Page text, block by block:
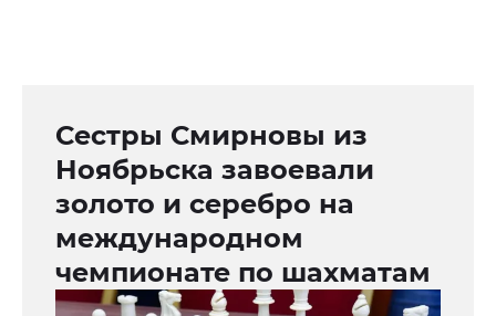
Сестры Смирновы из
Ноябрьска завоевали
золото и серебро на
международном
чемпионате по шахматам